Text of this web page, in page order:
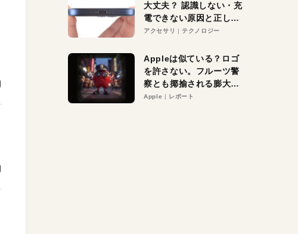
大丈夫？ 認識しない・充
電できない原因と正しい
対策
アクセサリ テクノロジー
Appleは似ている？ロゴ
を許さない。フルーツ警
察とも揶揄される膨大な
異議申し立て。対象は非
Apple レポート